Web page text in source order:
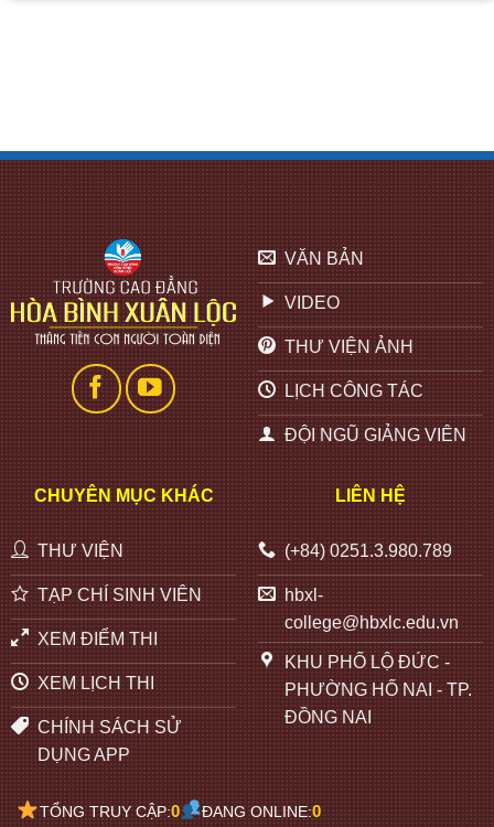
VĂN BẢN
VIDEO
THƯ VIỆN ẢNH
LỊCH CÔNG TÁC
ĐỘI NGŨ GIẢNG VIÊN
CHUYÊN MỤC KHÁC
THƯ VIỆN
TẠP CHÍ SINH VIÊN
XEM ĐIỂM THI
XEM LỊCH THI
CHÍNH SÁCH SỬ
DỤNG APP
LIÊN HỆ
(+84) 0251.3.980.789
hbxl-
college@hbxlc.edu.vn
KHU PHỐ LỘ ĐỨC -
PHƯỜNG HỐ NAI - TP.
ĐỒNG NAI
TỔNG TRUY CẬP:0 ĐANG ONLINE:0